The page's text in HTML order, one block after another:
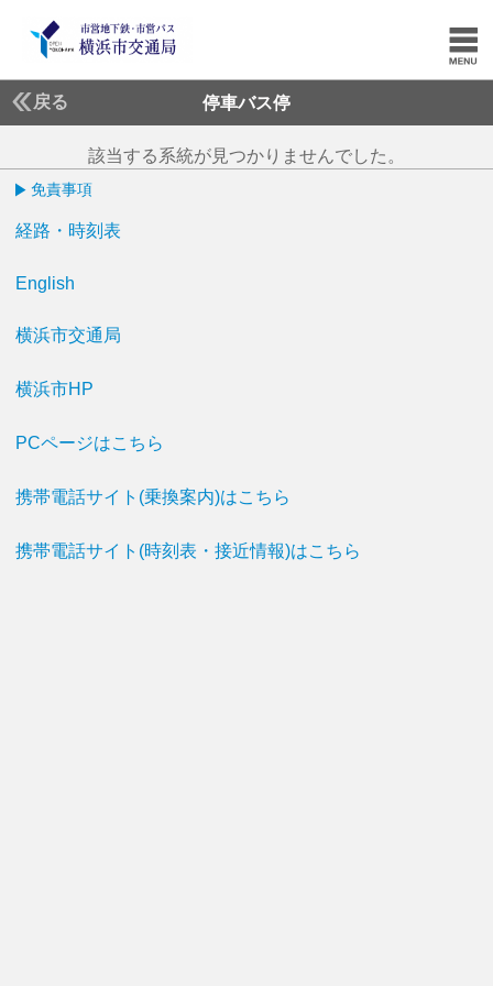
戻る 停車バス停
該当する系統が見つかりませんでした。
免責事項
経路・時刻表
English
横浜市交通局
横浜市HP
PCページはこちら
携帯電話サイト(乗換案内)はこちら
携帯電話サイト(時刻表・接近情報)はこちら